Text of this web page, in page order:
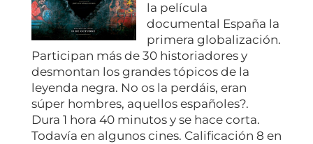
la película
documental España la
primera globalización.
Participan más de 30 historiadores y
desmontan los grandes tópicos de la
leyenda negra. No os la perdáis, eran
súper hombres, aquellos españoles?.
Dura 1 hora 40 minutos y se hace corta.
Todavía en algunos cines. Calificación 8 en